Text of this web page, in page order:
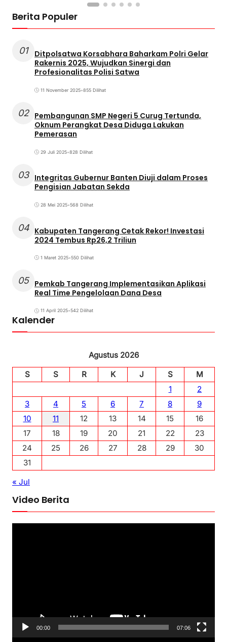
Berita Populer
01
Ditpolsatwa Korsabhara Baharkam Polri Gelar
Rakernis 2025, Wujudkan Sinergi dan
Profesionalitas Polisi Satwa
11 November 2025•855 Dilihat
02 Pembangunan SMP Negeri 5 Curug Tertunda,
Oknum Perangkat Desa Diduga Lakukan
Pemerasan
29 Juli 2025•828 Dilihat
03 Integritas Gubernur Banten Diuji dalam Proses
Pengisian Jabatan Sekda
28 Mei 2025•568 Dilihat
04 Kabupaten Tangerang Cetak Rekor! Investasi
2024 Tembus Rp26,2 Triliun
1 Maret 2025•550 Dilihat
05 Pemkab Tangerang Implementasikan Aplikasi
Real Time Pengelolaan Dana Desa
11 April 2025•542 Dilihat
Kalender
Agustus 2026
S
S R K J S
M
1
2
3
4 5 6 7 8
9
10
11 12 13 14 15
16
17
18 19 20 21 22
23
24
25 26 27 28 29
30
31
« Jul
Video Berita
00:00 07:06